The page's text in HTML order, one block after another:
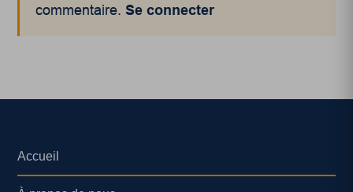
commentaire.Se connecter
Accueil